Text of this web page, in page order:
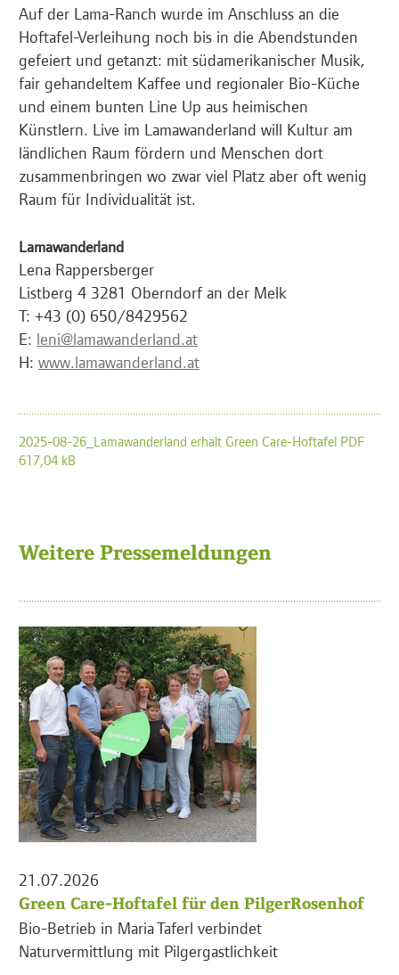
Auf der Lama-Ranch wurde im Anschluss an die
Hoftafel-Verleihung noch bis in die Abendstunden
gefeiert und getanzt: mit südamerikanischer Musik,
fair gehandeltem Kaffee und regionaler Bio-Küche
und einem bunten Line Up aus heimischen
Künstlern. Live im Lamawanderland will Kultur am
ländlichen Raum fördern und Menschen dort
zusammenbringen wo zwar viel Platz aber oft wenig
Raum für Individualität ist.
Lamawanderland
Lena Rappersberger
Listberg 4 3281 Oberndorf an der Melk
T: +43 (0) 650/8429562
E: leni@lamawanderland.at
H: www.lamawanderland.at
2025-08-26_Lamawanderland erhält Green Care-Hoftafel PDF
617,04 kB
Weitere Pressemeldungen
21.07.2026
Green Care-Hoftafel für den PilgerRosenhof
Bio-Betrieb in Maria Taferl verbindet
Naturvermittlung mit Pilgergastlichkeit